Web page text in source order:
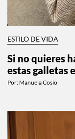
ESTILO DE VIDA
Si no quieres
estas galletas
Por: Manuela Cosío